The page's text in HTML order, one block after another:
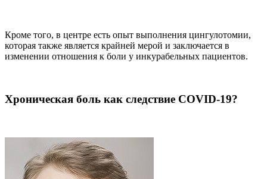
Кроме того, в центре есть опыт выполнения цингулотомии,
которая также является крайней мерой и заключается в
изменении отношения к боли у инкурабельных пациентов.
Хроническая боль как следствие COVID-19?